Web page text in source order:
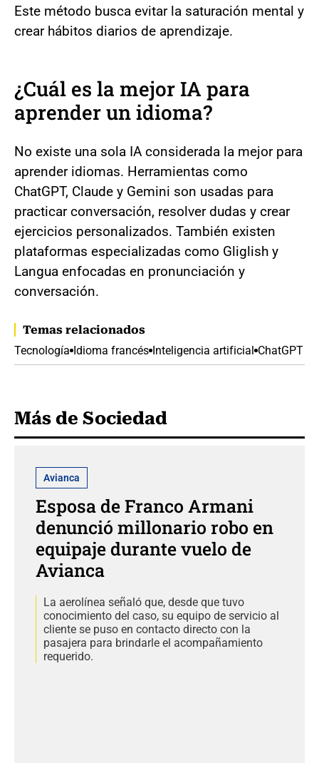
Este método busca evitar la saturación mental y
crear hábitos diarios de aprendizaje.
¿Cuál es la mejor IA para
aprender un idioma?
No existe una sola IA considerada la mejor para
aprender idiomas. Herramientas como
ChatGPT, Claude y Gemini son usadas para
practicar conversación, resolver dudas y crear
ejercicios personalizados. También existen
plataformas especializadas como Gliglish y
Langua enfocadas en pronunciación y
conversación.
Temas relacionados
Tecnología Idioma francés Inteligencia artificial ChatGPT
Más de Sociedad
Avianca
Esposa de Franco Armani
denunció millonario robo en
equipaje durante vuelo de
Avianca
La aerolínea señaló que, desde que tuvo
conocimiento del caso, su equipo de servicio al
cliente se puso en contacto directo con la
pasajera para brindarle el acompañamiento
requerido.